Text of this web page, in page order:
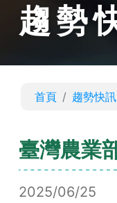
趨勢
首頁 趨勢快訊
臺灣農業
2025/06/25